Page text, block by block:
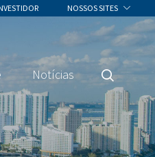
NOSSOS SITES
Notícias
Pesquisa